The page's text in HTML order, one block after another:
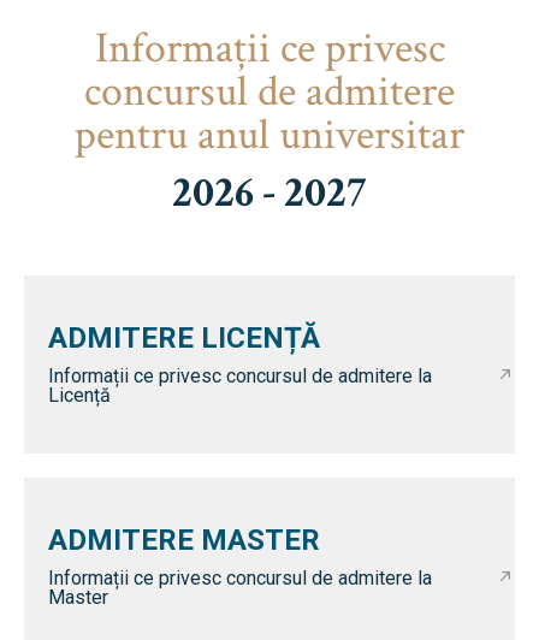
Informaţii ce privesc
concursul de admitere
pentru anul universitar
2026 - 2027
ADMITERE LICENȚĂ
Informații ce privesc concursul de admitere la
Licență
ADMITERE MASTER
Informații ce privesc concursul de admitere la
Master